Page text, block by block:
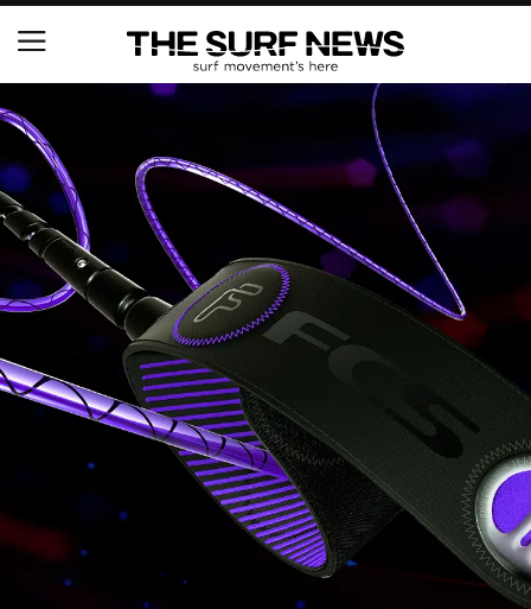
NSAと茅ヶ崎市が包括連携協定を締結 自治体との
協定は全国初、サーフィンを軸に地域活性化へ
【五十嵐カノア独占インタビュー】旧友レオ、ジャ
ックとの豪華プライベートセッション
S.ONE ショート＆ロング開幕戦・現地リポート（高
橋みなと）
ニュース
製品情報
試合
ハウツー